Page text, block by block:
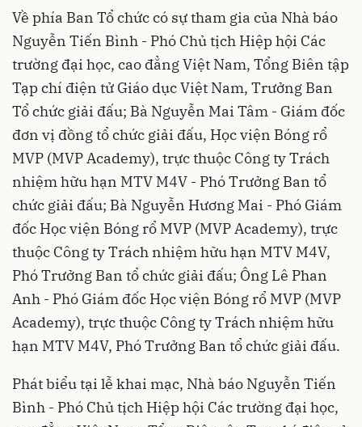
Về phía Ban Tổ chức có sự tham gia của Nhà báo
Nguyễn Tiến Bình - Phó Chủ tịch Hiệp hội Các
trường đại học, cao đẳng Việt Nam, Tổng Biên tập
Tạp chí điện tử Giáo dục Việt Nam, Trưởng Ban
Tổ chức giải đấu; Bà Nguyễn Mai Tâm - Giám đốc
đơn vị đồng tổ chức giải đấu, Học viện Bóng rổ
MVP (MVP Academy), trực thuộc Công ty Trách
nhiệm hữu hạn MTV M4V - Phó Trưởng Ban tổ
chức giải đấu; Bà Nguyễn Hương Mai - Phó Giám
đốc Học viện Bóng rổ MVP (MVP Academy), trực
thuộc Công ty Trách nhiệm hữu hạn MTV M4V,
Phó Trưởng Ban tổ chức giải đấu; Ông Lê Phan
Anh - Phó Giám đốc Học viện Bóng rổ MVP (MVP
Academy), trực thuộc Công ty Trách nhiệm hữu
hạn MTV M4V, Phó Trưởng Ban tổ chức giải đấu.
Phát biểu tại lễ khai mạc, Nhà báo Nguyễn Tiến
Bình - Phó Chủ tịch Hiệp hội Các trường đại học,